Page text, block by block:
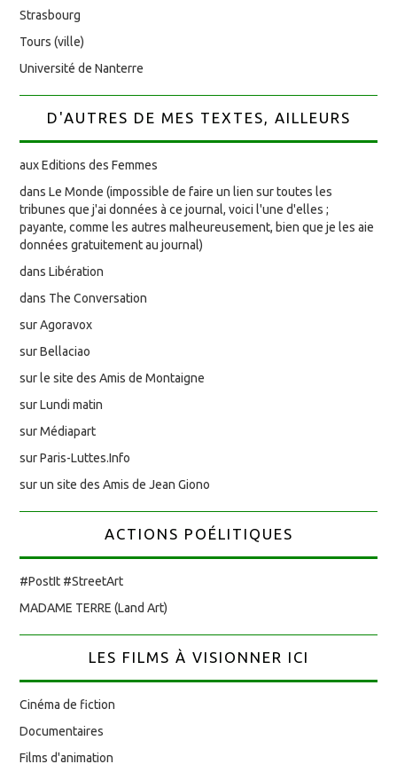
Strasbourg
Tours (ville)
Université de Nanterre
D'AUTRES DE MES TEXTES, AILLEURS
aux Editions des Femmes
dans Le Monde (impossible de faire un lien sur toutes les
tribunes que j'ai données à ce journal, voici l'une d'elles ;
payante, comme les autres malheureusement, bien que je les aie
données gratuitement au journal)
dans Libération
dans The Conversation
sur Agoravox
sur Bellaciao
sur le site des Amis de Montaigne
sur Lundi matin
sur Médiapart
sur Paris-Luttes.Info
sur un site des Amis de Jean Giono
ACTIONS POÉLITIQUES
#PostIt #StreetArt
MADAME TERRE (Land Art)
LES FILMS À VISIONNER ICI
Cinéma de fiction
Documentaires
Films d'animation